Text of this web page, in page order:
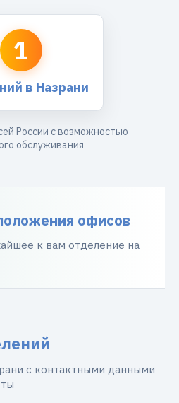
1
в Назрани
России с возможностью
обслуживания
офисов
к вам отделение на
с контактными данными